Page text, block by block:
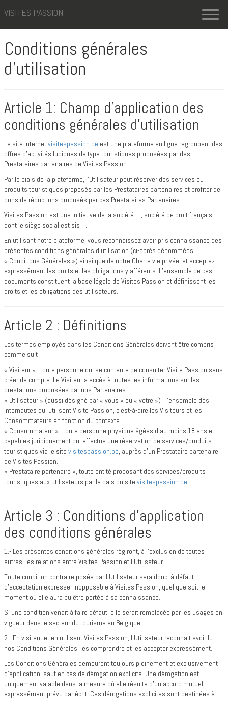
VISITES PASSION
Conditions générales
d’utilisation
Article 1: Champ d’application des
conditions générales d’utilisation
Le site internetvisitespassion.be est une plateforme en ligne regroupant des
offres d’activités ludiques de type touristiques proposées par des
Prestataires partenaires de Visites Passion.
Par le biais de la plateforme, l’Utilisateur peut réserver des services ou
produits touristiques proposés par les Prestataires partenaires et profiter de
bons de réductions proposés par ces Prestataires Partenaires.
Visites Passion est une initiative de la société …, société de droit français,
dont le siège social est sis …
En utilisant notre plateforme, vous reconnaissez avoir pris connaissance des
présentes conditions générales d’utilisation (ci-après dénommées
« Conditions Générales ») ainsi que de notre Charte vie privée, et acceptez
expressément les droits et les obligations y afférents. L’ensemble de ces
documents constituent la base légale de Visites Passion et définissent les
droits et les obligations des utilisateurs.
Article 2 : Définitions
Les termes employés dans les Conditions Générales doivent être compris
comme suit :
« Visiteur » : toute personne qui se contente de consulter Visite Passion sans
créer de compte. Le Visiteur a accès à toutes les informations sur les
prestations proposées par nos Partenaires.
« Utilisateur » (aussi désigné par « vous » ou « votre ») : l'ensemble des
internautes qui utilisent Visite Passion, c’est-à-dire les Visiteurs et les
Consommateurs en fonction du contexte.
« Consommateur » : toute personne physique âgées d’au moins 18 ans et
capables juridiquement qui effectue une réservation de services/produits
touristiques via le site visitespassion.be, auprès d’un Prestataire partenaire
de Visites Passion.
« Prestataire partenaire », toute entité proposant des services/produits
touristiques aux utilisateurs par le bais du site visitespassion.be
Article 3 : Conditions d’application
des conditions générales
1.- Les présentes conditions générales régiront, à l’exclusion de toutes
autres, les relations entre Visites Passion et l’Utilisateur.
Toute condition contraire posée par l’Utilisateur sera donc, à défaut
d’acceptation expresse, inopposable à Visites Passion, quel que soit le
moment où elle aura pu être portée à sa connaissance.
Si une condition venait à faire défaut, elle serait remplacée par les usages en
vigueur dans le secteur du tourisme en Belgique.
2.- En visitant et en utilisant Visites Passion, l’Utilisateur reconnait avoir lu
nos Conditions Générales, les comprendre et les accepter expressément.
Les Conditions Générales demeurent toujours pleinement et exclusivement
d’application, sauf en cas de dérogation explicite. Une dérogation est
uniquement valable dans la mesure où elle résulte d’un accord mutuel
expressément prévu par écrit. Ces dérogations explicites sont destinées à